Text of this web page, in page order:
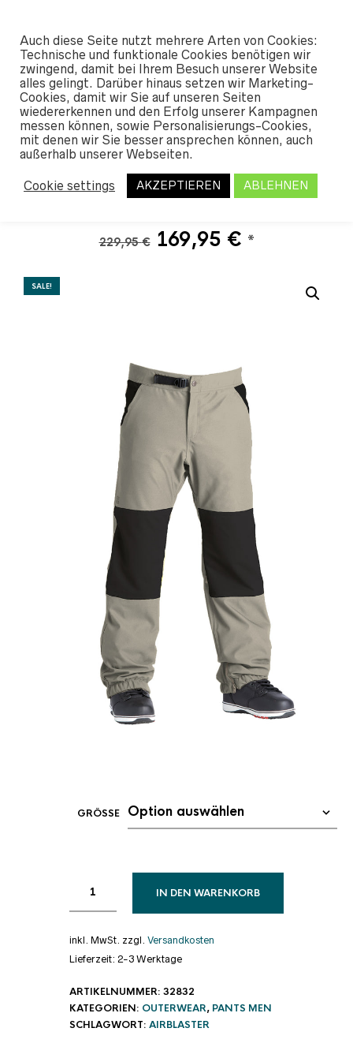
START/ SHOP/OUTERWEAR/PANTS
MEN/ AIRBLASTER ELASTIC BOSS PANT
CHINCHILLA 2023
Airblaster Elastic Boss
Pant Chinchilla 2023
229,95€ Ursprünglicher
169,95 €Aktueller
169,95 €.
*
SALE!
GRÖSSE
IN DEN WARENKORB
inkl. MwSt. zzgl. Versandkosten
Lieferzeit: 2-3 Werktage
ARTIKELNUMMER: 32832
KATEGORIEN: OUTERWEAR, PANTS MEN
SCHLAGWORT: AIRBLASTER
Auch diese Seite nutzt mehrere Arten von Cookies:
Technische und funktionale Cookies benötigen wir
zwingend, damit bei Ihrem Besuch unserer Website
alles gelingt. Darüber hinaus setzen wir Marketing-
Cookies, damit wir Sie auf unseren Seiten
wiedererkennen und den Erfolg unserer Kampagnen
messen können, sowie Personalisierungs-Cookies,
mit denen wir Sie besser ansprechen können, auch
außerhalb unserer Webseiten.
Cookie settings AKZEPTIEREN ABLEHNEN